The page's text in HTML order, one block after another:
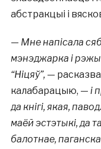
абстракцыі і
— Мне напісала
мэнэджарка і
“Ніцяў”, —
калабарацыю, — і
да кнігі, якая,
маёй эстэтыкі, да
балотнае,